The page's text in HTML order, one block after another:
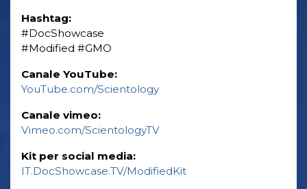
Hashtag:
‎#DocShowcase
‎#Modified ‎#GMO
Canale YouTube:
YouTube.com/Scientology
Canale vimeo:
Vimeo.com/ScientologyTV
Kit per social media:
IT.DocShowcase.TV/ModifiedKit